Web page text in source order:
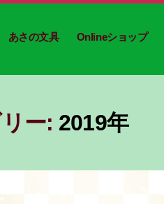
あさの文具 Onlineショップ
ー: 2019年